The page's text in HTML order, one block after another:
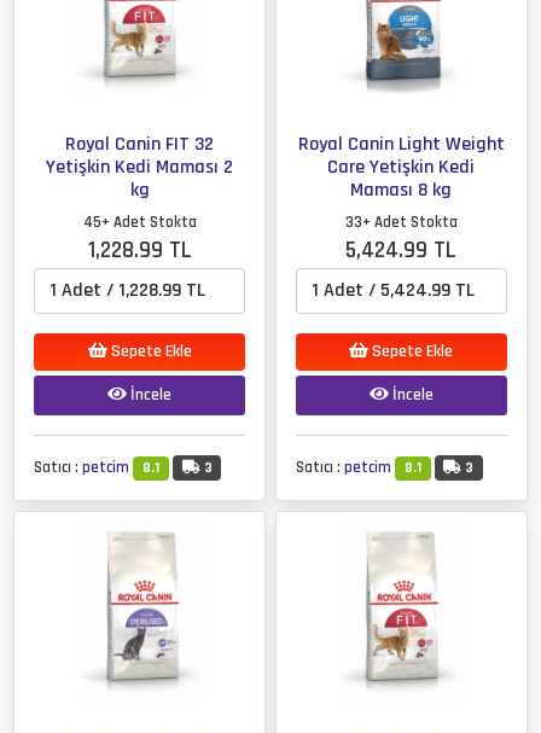
Royal Canin FIT 32
Yetişkin Kedi Maması 2
kg
45+ Adet Stokta
1,228.99 TL
Sepete Ekle
İncele
Satıcı :petcim 8.1 3
Royal Canin Light Weight
Care Yetişkin Kedi
Maması 8 kg
33+ Adet Stokta
5,424.99 TL
Sepete Ekle
İncele
Satıcı : petcim 8.1 3